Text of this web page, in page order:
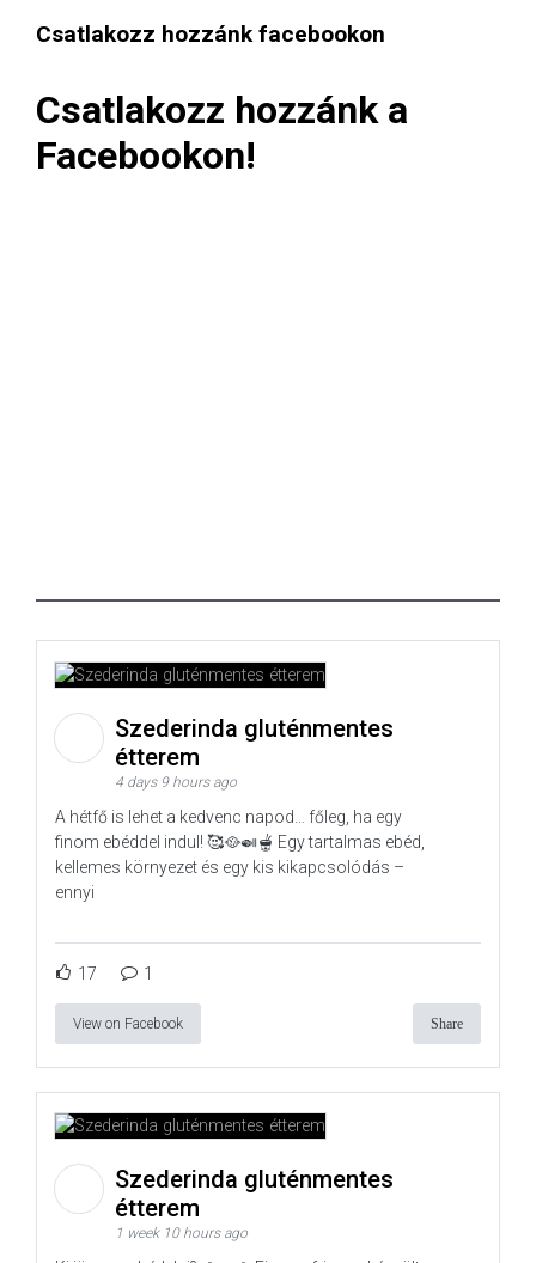
Csatlakozz hozzánk facebookon
Csatlakozz hozzánk a
Facebookon!
Szederinda gluténmentes
étterem
4 days 9 hours ago
A hétfő is lehet a kedvenc napod… főleg, ha egy
finom ebéddel indul! 🥰🥘🍛🫕 Egy tartalmas ebéd,
kellemes környezet és egy kis kikapcsolódás –
ennyi
17 1
View on Facebook Share
Szederinda gluténmentes
étterem
1 week 10 hours ago